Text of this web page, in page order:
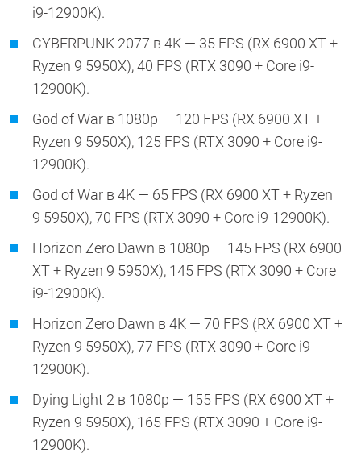
i9-12900K).
CYBERPUNK 2077 в 4K — 35 FPS (RX 6900 XT +
Ryzen 9 5950X), 40 FPS (RTX 3090 + Core i9-
12900K).
God of War в 1080p — 120 FPS (RX 6900 XT +
Ryzen 9 5950X), 125 FPS (RTX 3090 + Core i9-
12900K).
God of War в 4K — 65 FPS (RX 6900 XT + Ryzen
9 5950X), 70 FPS (RTX 3090 + Core i9-12900K).
Horizon Zero Dawn в 1080p — 145 FPS (RX 6900
XT + Ryzen 9 5950X), 145 FPS (RTX 3090 + Core
i9-12900K).
Horizon Zero Dawn в 4K — 70 FPS (RX 6900 XT +
Ryzen 9 5950X), 77 FPS (RTX 3090 + Core i9-
12900K).
Dying Light 2 в 1080p — 155 FPS (RX 6900 XT +
Ryzen 9 5950X), 165 FPS (RTX 3090 + Core i9-
12900K).